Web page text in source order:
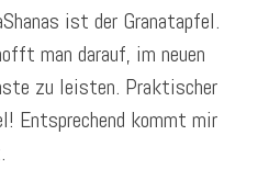
ist der Granatapfel.
man darauf, im neuen
zu leisten. Praktischer
Entsprechend kommt mir